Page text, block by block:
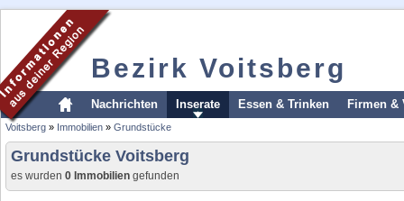
Bezirk Voitsberg
Nachrichten Inserate Essen & Trinken Firmen &
Voitsberg » Immobilien » Grundstücke
Grundstücke Voitsberg
es wurden 0 Immobilien gefunden